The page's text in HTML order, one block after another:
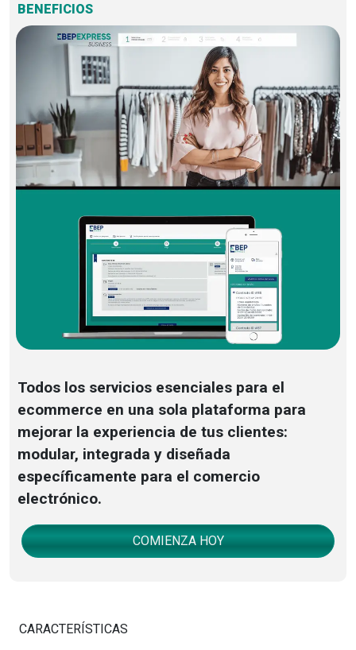
BENEFICIOS
Todos los servicios esenciales para el
ecommerce en una sola plataforma para
mejorar la experiencia de tus clientes:
modular, integrada y diseñada
específicamente para el comercio
electrónico.
COMIENZA HOY
CARACTERÍSTICAS